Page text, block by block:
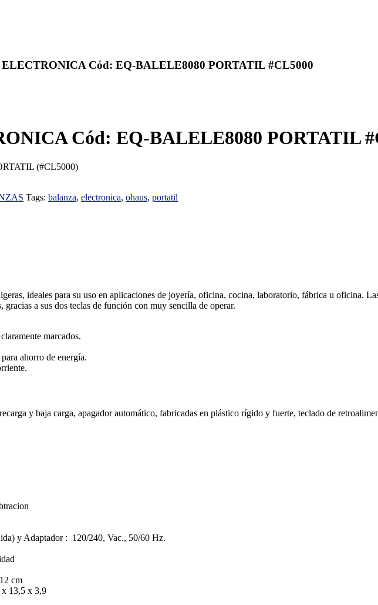
Cód: EQ-BALELE8080 PORTATIL #CL5000
Cód: EQ-BALELE8080 PORTATIL
(#CL5000)
Tags: balanza, electronica, ohaus, portatil
ideales para su uso en aplicaciones de joyería, oficina, cocina, laboratorio, fábrica u oficina.
gracias a sus dos teclas de función con muy sencilla de operar.
marcados.
ahorro de energía.
y baja carga, apagador automático, fabricadas en plástico rígido y fuerte, teclado de
y Adaptador : 120/240, Vac., 50/60 Hz.
cm
13,5 x 3,9